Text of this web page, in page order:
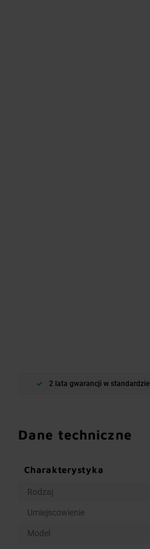
2 lata gwarancji w standardzie
Dane techniczne
Charakterystyka
Rodzaj
Umiejscowienie
Model